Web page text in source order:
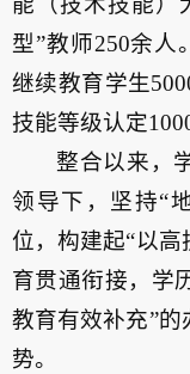
型”教师250余人
继续教育学生
技能等级认定
整合以来，
领导下，坚持“
位，构建起“以
育贯通衔接，学
教育有效补充”
势。